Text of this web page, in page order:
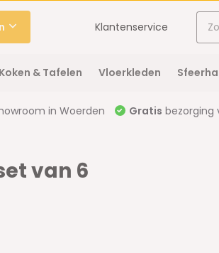
Klantenservice
Koken & Tafelen Vloerkleden
in Woerden Gratis bezorging
van 6